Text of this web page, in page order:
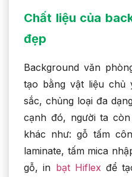
Chất liệu của
đẹp
Background văn
tạo bằng vật liệu
sắc, chủng loại đa
cạnh đó, người ta
khác như: gỗ tấm
laminate, tấm mica
gỗ, in bạt Hiflex để